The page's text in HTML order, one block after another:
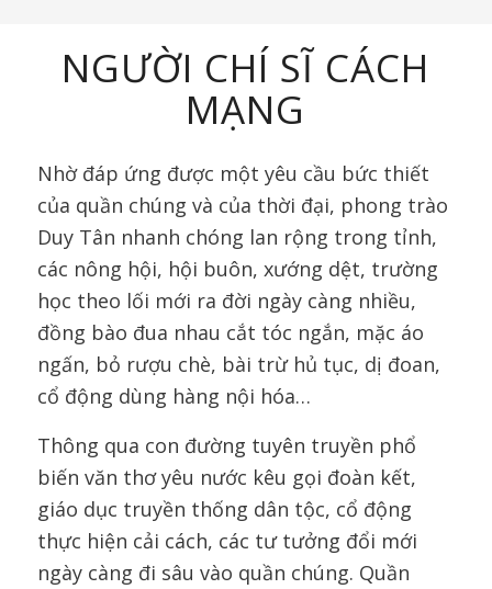
NGƯỜI CHÍ SĨ CÁCH
MẠNG
Nhờ đáp ứng được một yêu cầu bức thiết
của quần chúng và của thời đại, phong trào
Duy Tân nhanh chóng lan rộng trong tỉnh,
các nông hội, hội buôn, xướng dệt, trường
học theo lối mới ra đời ngày càng nhiều,
đồng bào đua nhau cắt tóc ngắn, mặc áo
ngấn, bỏ rượu chè, bài trừ hủ tục, dị đoan,
cổ động dùng hàng nội hóa…
Thông qua con đường tuyên truyền phổ
biến văn thơ yêu nước kêu gọi đoàn kết,
giáo dục truyền thống dân tộc, cổ động
thực hiện cải cách, các tư tưởng đổi mới
ngày càng đi sâu vào quần chúng. Quần